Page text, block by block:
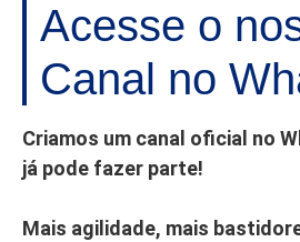
Acesse o
Canal no
Criamos um canal oficial no
já pode fazer parte!
Mais agilidade, mais